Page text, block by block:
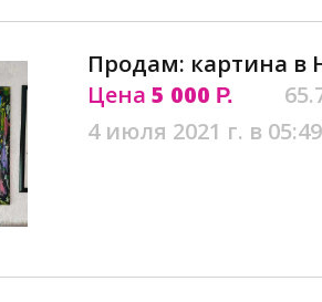
Продам: картина в
Цена 5 000 Р.
4 июля 2021 г. в 05:49